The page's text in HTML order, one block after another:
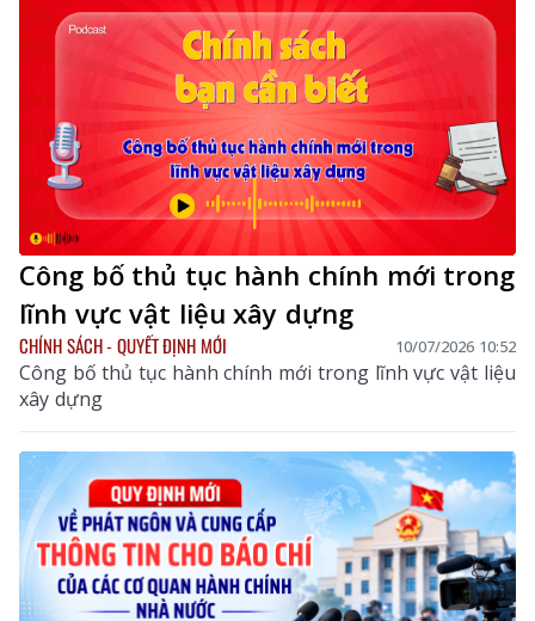
Công bố thủ tục hành chính mới trong
lĩnh vực vật liệu xây dựng
CHÍNH SÁCH - QUYẾT ĐỊNH MỚI 10/07/2026 10:52
Công bố thủ tục hành chính mới trong lĩnh vực vật liệu
xây dựng